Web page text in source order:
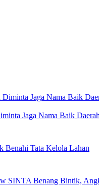
Jaga Nama Baik Daerah
Benahi Tata Kelola Lahan
SINTA Benang Bintik,